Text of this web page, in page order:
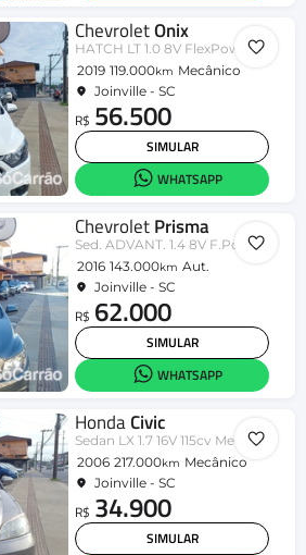
ChevroletOnix
HATCH LT 1.0 8V FlexPower 5p Mec.
2019 119.000km Mecânico
Joinville - SC
R$ 56.500
SIMULAR
WHATSAPP
ChevroletPrisma
Sed. ADVANT. 1.4 8V F.Power Aut.
2016 143.000km Aut.
Joinville - SC
R$ 62.000
SIMULAR
WHATSAPP
HondaCivic
Sedan LX 1.7 16V 115cv Mec. 4p
2006 217.000km Mecânico
Joinville - SC
R$ 34.900
SIMULAR